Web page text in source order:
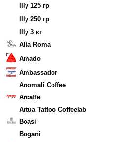
Illy 125 гр
Illy 250 гр
Illy 3 кг
Alta Roma
Amado
Ambassador
Anomali Coffee
Arcaffe
Artua Tattoo Coffeelab
Boasi
Bogani